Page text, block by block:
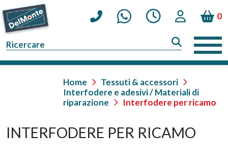
0
Home
Tessuti & accessori
Interfodere e adesivi / Materiali di
riparazione
Interfodere per ricamo
INTERFODERE PER RICAMO